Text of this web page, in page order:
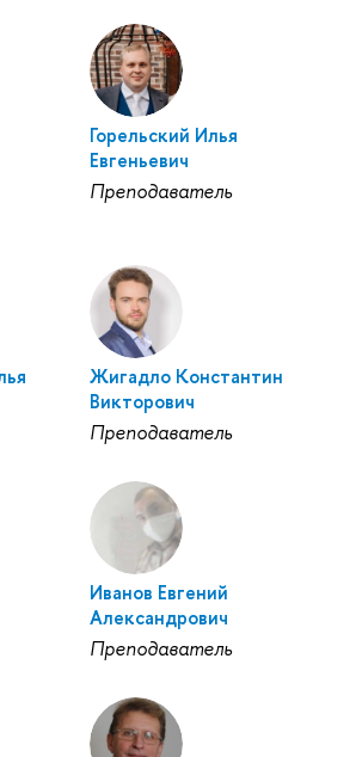
Горельский Илья
Евгеньевич
Преподаватель
Жигадло Константин
Викторович
Преподаватель
Иванов Евгений
Александрович
Преподаватель